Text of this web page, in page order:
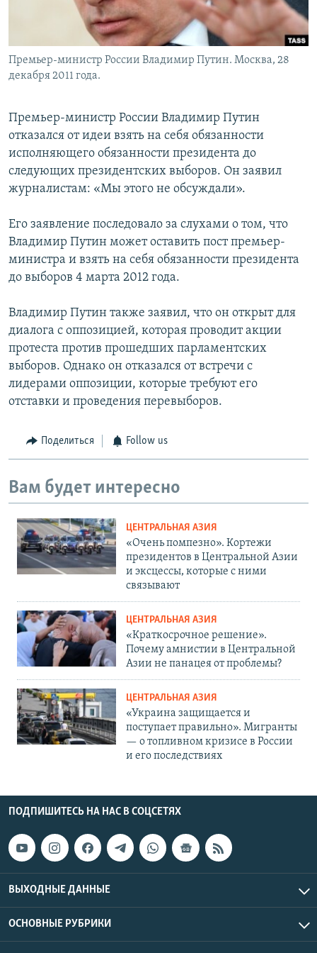
Премьер-министр России Владимир Путин. Москва, 28
декабря 2011 года.
Премьер-министр России Владимир Путин
отказался от идеи взять на себя обязанности
исполняющего обязанности президента до
следующих президентских выборов. Он заявил
журналистам: «Мы этого не обсуждали».
Его заявление последовало за слухами о том, что
Владимир Путин может оставить пост премьер-
министра и взять на себя обязанности президента
до выборов 4 марта 2012 года.
Владимир Путин также заявил, что он открыт для
диалога с оппозицией, которая проводит акции
протеста против прошедших парламентских
выборов. Однако он отказался от встречи с
лидерами оппозиции, которые требуют его
отставки и проведения перевыборов.
Поделиться Follow us
Вам будет интересно
ЦЕНТРАЛЬНАЯ АЗИЯ
«Очень помпезно». Кортежи
президентов в Центральной Азии
и эксцессы, которые с ними
связывают
ЦЕНТРАЛЬНАЯ АЗИЯ
«Краткосрочное решение».
Почему амнистии в Центральной
Азии не панацея от проблемы?
ЦЕНТРАЛЬНАЯ АЗИЯ
«Украина защищается и
поступает правильно». Мигранты
— о топливном кризисе в России
и его последствиях
ПОДПИШИТЕСЬ НА НАС В СОЦСЕТЯХ
ВЫХОДНЫЕ ДАННЫЕ
ОСНОВНЫЕ РУБРИКИ